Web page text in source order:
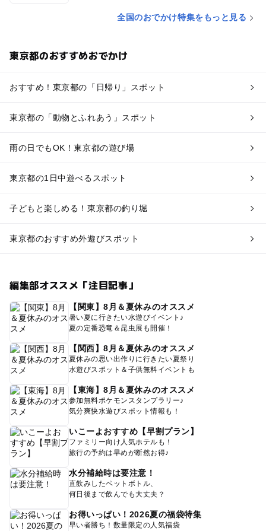
全国のおでかけ特集をもっと見る
東京都のおすすめおでかけ
おすすめ！東京都の「日帰り」スポット
東京都の「動物とふれあう」スポット
雨の日でもOK！東京都の遊び場
東京都の1日中遊べるスポット
子どもと楽しめる！東京都の釣り堀
東京都のおすすめ外遊びスポット
編集部オススメ「注目記事」
【関東】8月＆夏休みのオススメ
暑い夏に行きたい水遊びイベント♪
夏の定番恐竜＆昆虫展も開催！
【関西】8月＆夏休みのオススメ
夏休みの思い出作りに行きたい夏祭り
水遊びスポット＆子供無料イベントも
【東海】8月＆夏休みのオススメ
参加無料ポケモンスタンプラリー♪
気分爽快水遊びスポット情報も！
いこーよおすすめ【早割プラン】
ファミリー向け人気ホテルも！
旅行の予約は早めが断然お得♪
水分補給時は要注意！
直飲みしたペットボトル、
何日後まで飲んでも大丈夫？
お得いっぱい！2026夏の福袋特集
早い者勝ち！数量限定の人気福袋